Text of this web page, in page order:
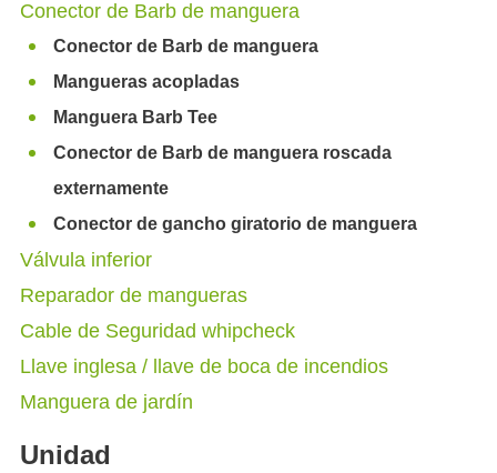
Conector de Barb de manguera
Conector de Barb de manguera
Mangueras acopladas
Manguera Barb Tee
Conector de Barb de manguera roscada
externamente
Conector de gancho giratorio de manguera
Válvula inferior
Reparador de mangueras
Cable de Seguridad whipcheck
Llave inglesa / llave de boca de incendios
Manguera de jardín
Unidad